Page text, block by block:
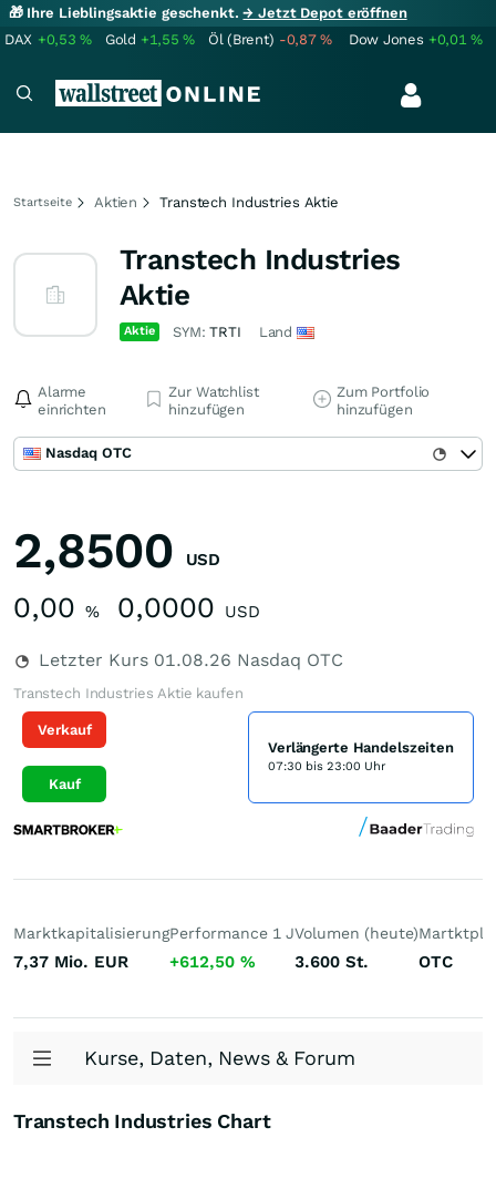
🎁 Ihre Lieblingsaktie geschenkt.→ Jetzt Depot eröffnen
DAX +0,53% Gold +1,55% Öl (Brent) -0,87% Dow Jones +0,01%
Startseite Aktien Transtech Industries Aktie
Transtech Industries
Aktie
Aktie SYM:TRTI Land
Alarme
einrichten
Zur Watchlist
hinzufügen
Zum Portfolio
hinzufügen
Nasdaq OTC
2,8500 USD
0,00 % 0,0000 USD
Letzter Kurs 01.08.26 Nasdaq OTC
Transtech Industries Aktie kaufen
Verkauf
Kauf
Verlängerte Handelszeiten
07:30 bis 23:00 Uhr
Marktkapitalisierung
7,37 Mio. EUR
Performance 1 J
+612,50 %
Volumen (heute)
3.600 St. OTC
Kurse, Daten, News & Forum
Transtech Industries Chart